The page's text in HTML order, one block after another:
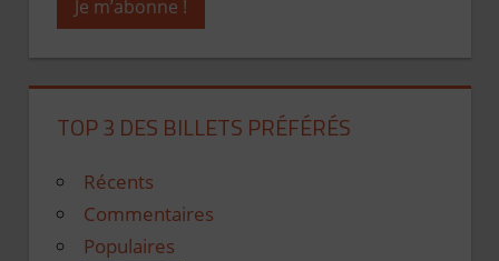
TOP 3 DES BILLETS PRÉFÉRÉS
Récents
Commentaires
Populaires